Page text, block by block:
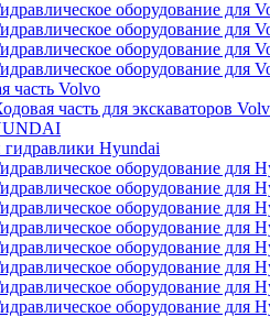
оборудование для
оборудование для
оборудование
оборудование для
часть Volvo
часть для экскаваторов
гидравлики Hyundai
оборудование для
оборудование для
оборудование для
оборудование для
оборудование для
оборудование для
оборудование для
оборудование для